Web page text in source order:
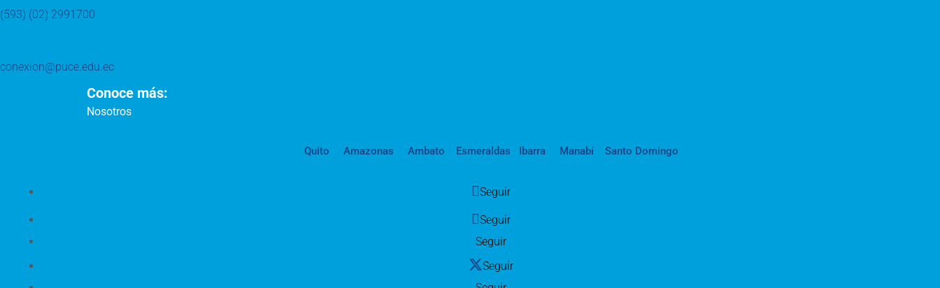
(593) (02) 2991700
conexion@puce.edu.ec
Conoce más:
Nosotros
Quito Amazonas Ambato Esmeraldas Ibarra Manabí Santo Domingo
Seguir
Seguir
Seguir
Seguir